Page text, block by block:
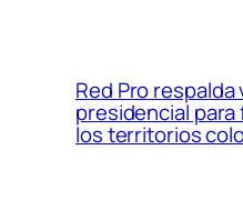
Red Pro respalda
presidencial
los territorios